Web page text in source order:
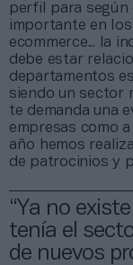
perfil para según
importante en
ecommerce... la
debe estar
departamentos
siendo un sector
te demanda una
empresas como
año hemos
de patrocinios y
“Ya no
tenía el
de nuevos